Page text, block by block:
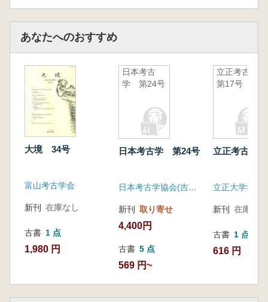
あなたへのおすすめ
大境 34号
富山考古学会
新刊 在庫なし
古書 1 点
1,980 円
日本考古
学 第24号
日本考古学 第24号
新刊 取り寄せ
4,400円
古書 5 点
569 円~
立正考古
第17号
立正考古 第
立正大学考古
新刊 在庫なし
古書 1 点
616 円